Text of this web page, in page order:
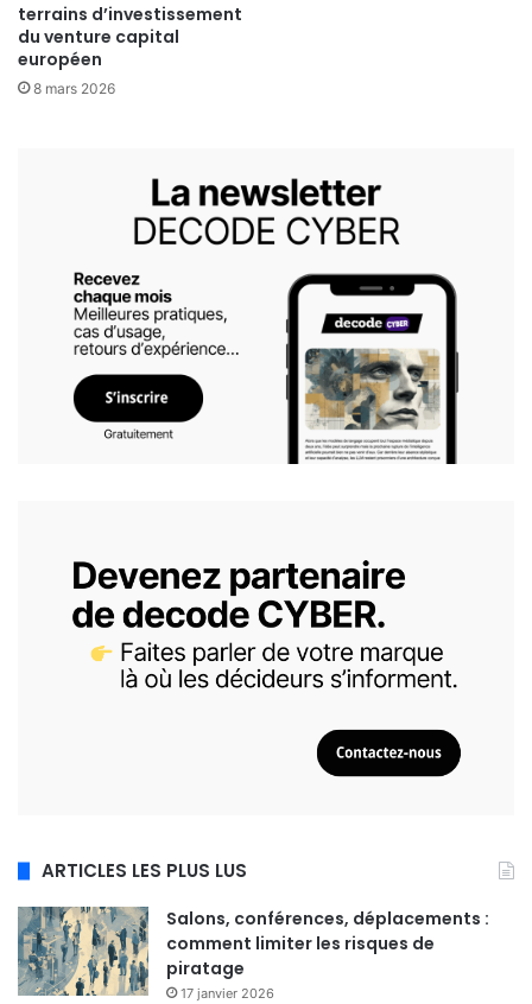
terrains d’investissement
du venture capital
européen
8 mars 2026
ARTICLES LES PLUS LUS
Salons, conférences, déplacements :
comment limiter les risques de
piratage
17 janvier 2026